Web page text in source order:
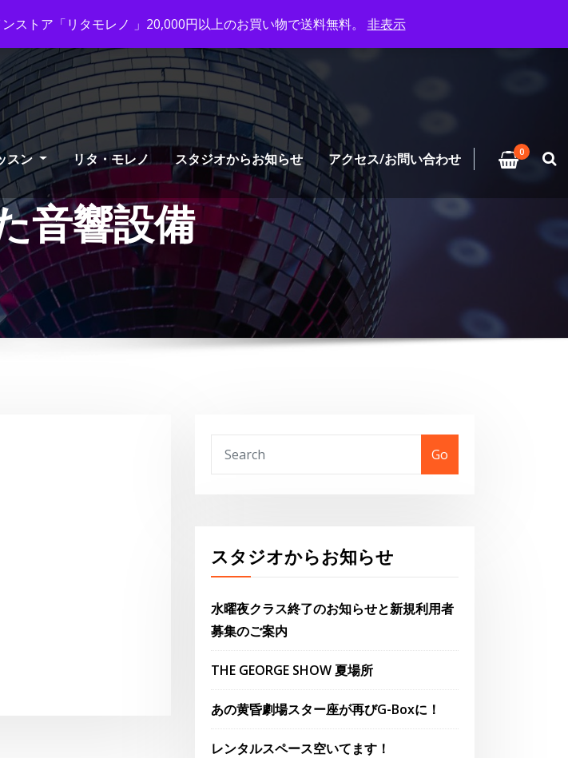
6231-0170
スン リタ・モレノ スタジオからお知らせ アクセス/お問い合わせ 0
音響設備
Go
スタジオからお知らせ
水曜夜クラス終了のお知らせと新規利用者
募集のご案内
THE GEORGE SHOW 夏場所
あの黄昏劇場スター座が再びG-Boxに！
レンタルスペース空いてます！
ストア「リタモレノ 」20,000円以上のお買い物で送料無料。 非表示